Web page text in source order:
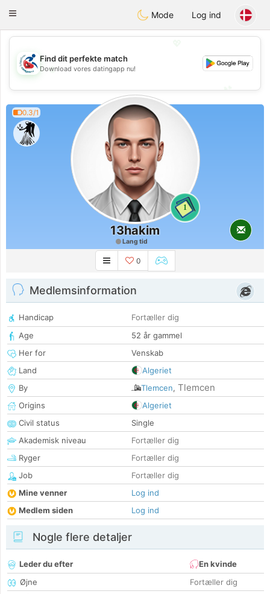
Handi Space
Toggle
Mode Log ind
💖
💕
Find dit perfekte match
Download vores datingapp nu!
0.3/1
1
13hakim
Lang tid
0
Medlemsinformation
Handicap
Fortæller dig
Age
52 år gammel
Her for
Venskab
Land
Algeriet
By
Tlemcen, Tlemcen
Origins
Algeriet
Civil status
Single
Akademisk niveau
Fortæller dig
Ryger
Fortæller dig
Job
Fortæller dig
Mine venner
Log ind
Medlem siden
Log ind
Nogle flere detaljer
Leder du efter
En kvinde
Øjne
Fortæller dig